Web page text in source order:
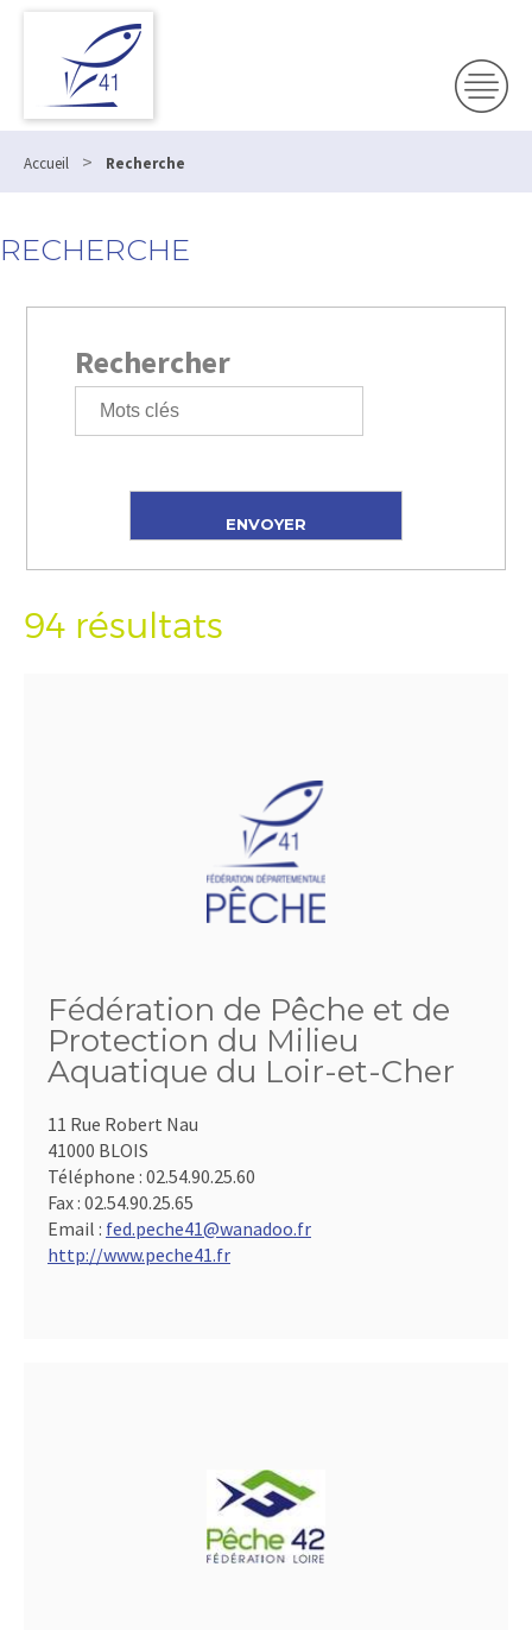
Accueil > Recherche
RECHERCHE
Rechercher
94 résultats
Fédération de Pêche et de
Protection du Milieu
Aquatique du Loir-et-Cher
11 Rue Robert Nau
41000 BLOIS
Téléphone : 02.54.90.25.60
Fax : 02.54.90.25.65
Email : fed.peche41@wanadoo.fr
http://www.peche41.fr